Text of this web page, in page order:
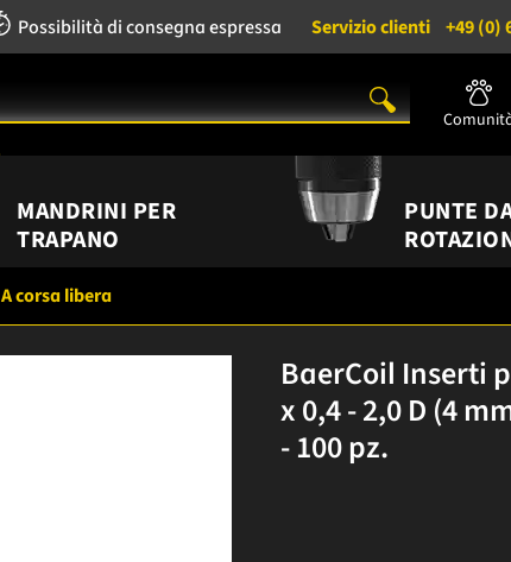
Possibilità di consegna espressa Servizio clienti +49 (0)
MANDRINI PER
TRAPANO
PUNTE
A corsa libera
BaerCoil Inserti
x 0,4 - 2,0 D (4
- 100 pz.